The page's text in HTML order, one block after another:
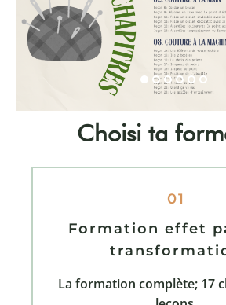
Choisi ta
01
Formation effet
La formation complète; 17